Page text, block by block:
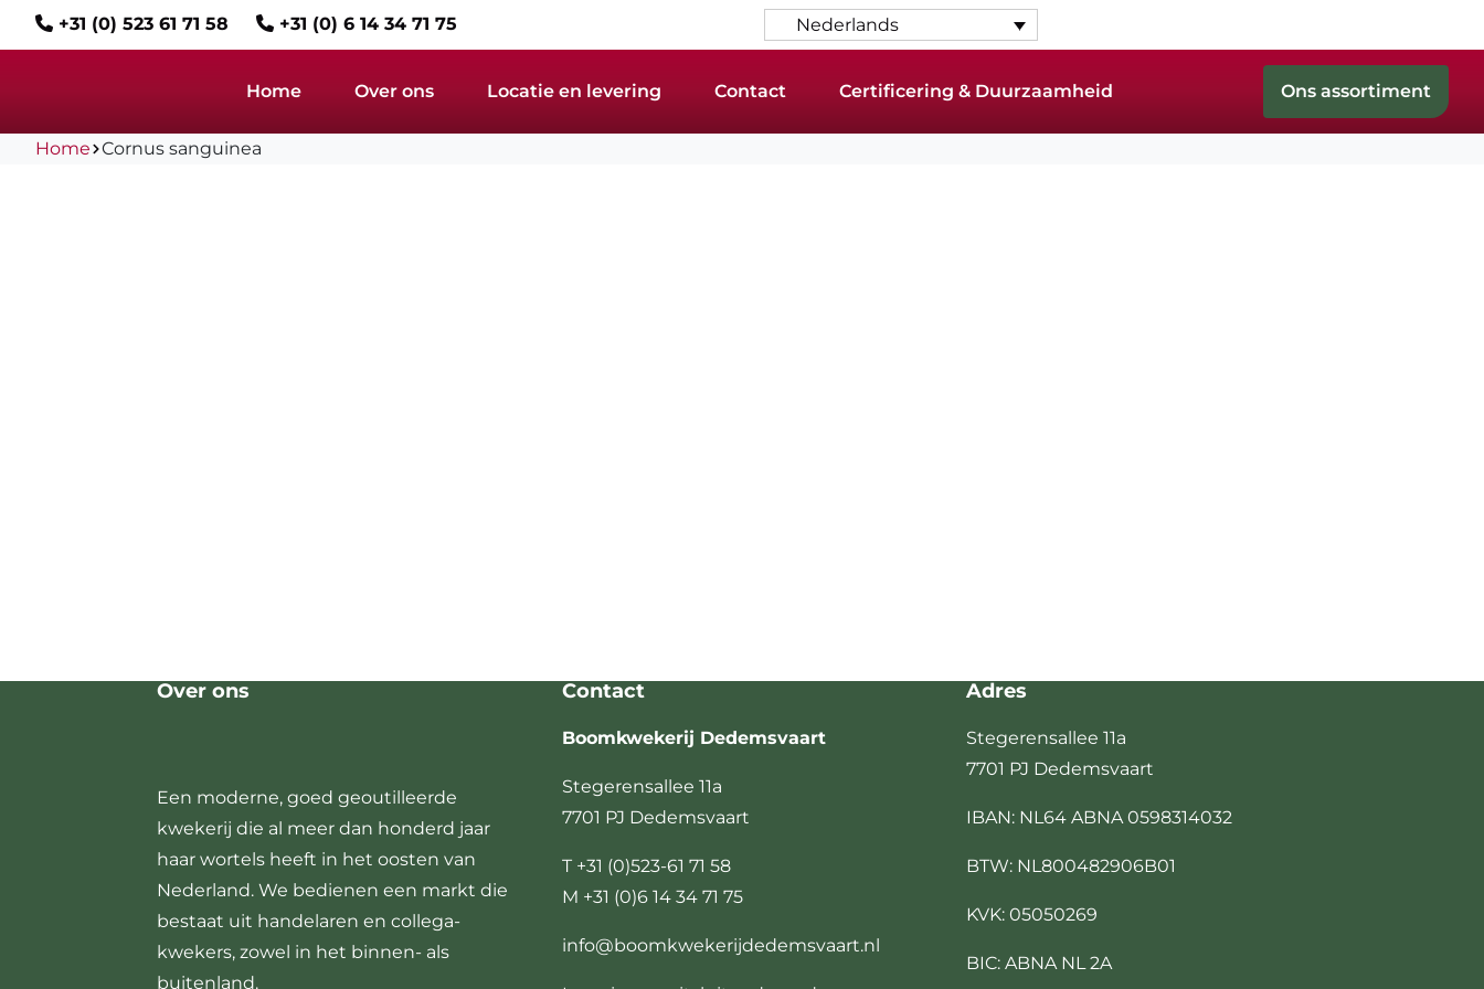
+31 (0) 523 61 71 58 +31 (0) 6 14 34 71 75 Nederlands
Home Over ons Locatie en levering Contact Certificering & Duurzaamheid Ons assortiment
Home Cornus sanguinea
Over ons
Een moderne, goed geoutilleerde
kwekerij die al meer dan honderd jaar
haar wortels heeft in het oosten van
Nederland. We bedienen een markt die
bestaat uit handelaren en collega-
kwekers, zowel in het binnen- als
buitenland.
Contact
Boomkwekerij Dedemsvaart
Stegerensallee 11a
7701 PJ Dedemsvaart
T +31 (0)523-61 71 58
M +31 (0)6 14 34 71 75
info@boomkwekerijdedemsvaart.nl
Adres
Stegerensallee 11a
7701 PJ Dedemsvaart
IBAN: NL64 ABNA 0598314032
BTW: NL800482906B01
KVK: 05050269
BIC: ABNA NL 2A